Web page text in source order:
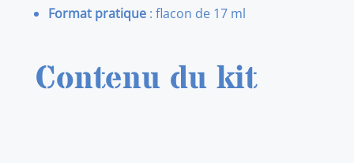
Format pratique: flacon de 17 ml
Contenu du kit